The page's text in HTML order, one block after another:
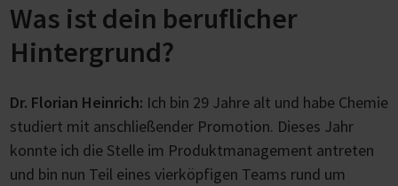
Was ist dein beruflicher
Hintergrund?
Dr. Florian Heinrich: Ich bin 29 Jahre alt und habe Chemie
studiert mit anschließender Promotion. Dieses Jahr
konnte ich die Stelle im Produktmanagement antreten
und bin nun Teil eines vierköpfigen Teams rund um